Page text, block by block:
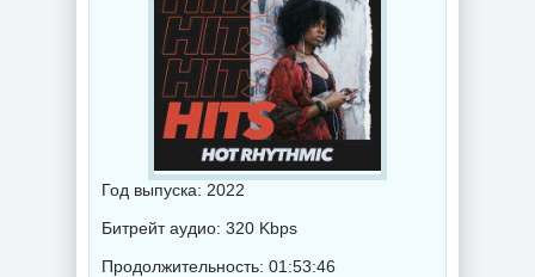
Год выпуска: 2022
Битрейт аудио: 320 Kbps
Продолжительность: 01:53:46